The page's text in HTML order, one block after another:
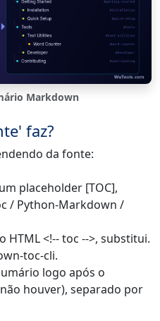
Markdown
faz?
da fonte:
placeholder [TOC],
/ Python-Markdown /
HTML <!-- toc -->, substitui.
toc-cli.
logo após o
houver), separado por